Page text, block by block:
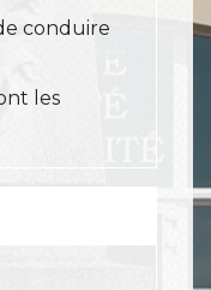
conduire
les